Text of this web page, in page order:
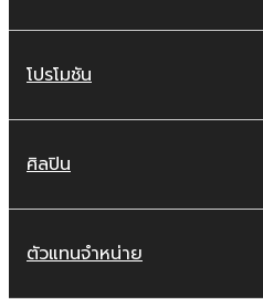
โปรโมชัน
ศิลปิน
ตัวแทนจำหน่าย